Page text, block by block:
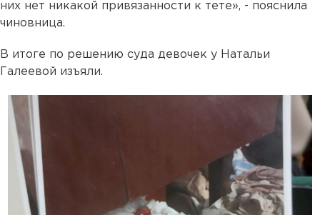
них нет никакой привязанности к тете», - пояснила
чиновница.
В итоге по решению суда девочек у Натальи
Галеевой изъяли.